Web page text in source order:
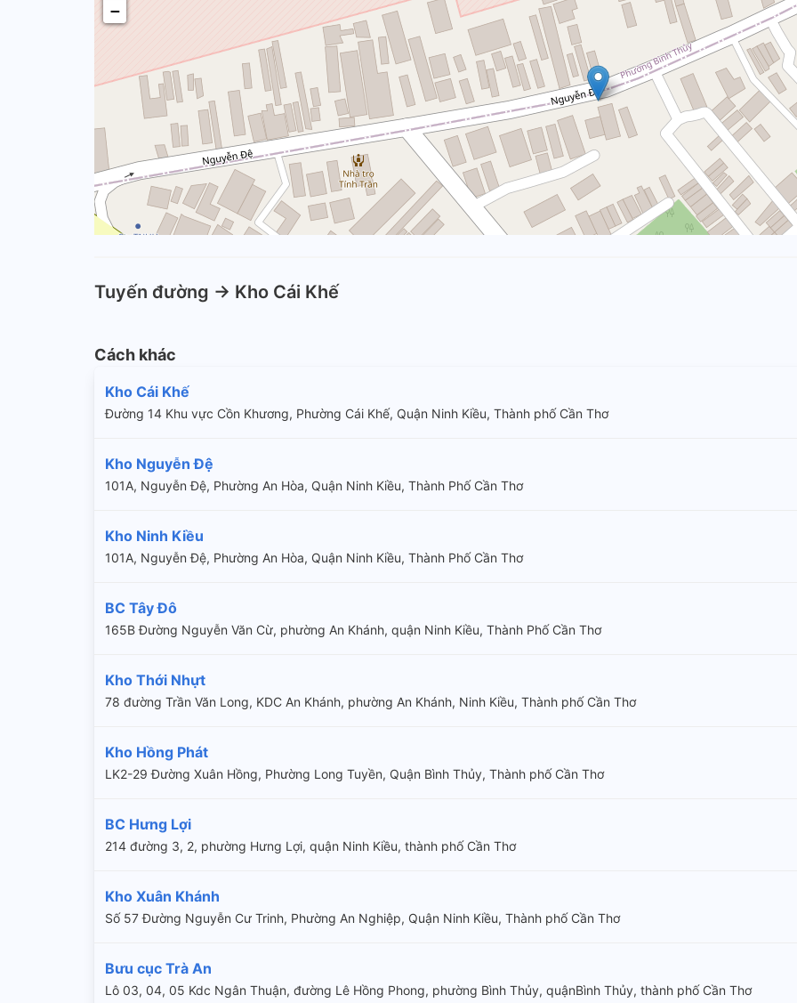
−
Tuyến đường -> Kho Cái Khế
Cách khác
Kho Cái Khế
Đường 14 Khu vực Cồn Khương, Phường Cái Khế, Quận Ninh Kiều, Thành phố Cần Thơ
Kho Nguyễn Đệ
101A, Nguyễn Đệ, Phường An Hòa, Quận Ninh Kiều, Thành Phố Cần Thơ
Kho Ninh Kiều
101A, Nguyễn Đệ, Phường An Hòa, Quận Ninh Kiều, Thành Phố Cần Thơ
BC Tây Đô
165B Đường Nguyễn Văn Cừ, phường An Khánh, quận Ninh Kiều, Thành Phố Cần Thơ
Kho Thới Nhựt
78 đường Trần Văn Long, KDC An Khánh, phường An Khánh, Ninh Kiều, Thành phố Cần Thơ
Kho Hồng Phát
LK2-29 Đường Xuân Hồng, Phường Long Tuyền, Quận Bình Thủy, Thành phố Cần Thơ
BC Hưng Lợi
214 đường 3, 2, phường Hưng Lợi, quận Ninh Kiều, thành phố Cần Thơ
Kho Xuân Khánh
Số 57 Đường Nguyễn Cư Trinh, Phường An Nghiệp, Quận Ninh Kiều, Thành phố Cần Thơ
Bưu cục Trà An
Lô 03, 04, 05 Kdc Ngân Thuận, đường Lê Hồng Phong, phường Bình Thủy, quậnBình Thủy, thành phố Cần Thơ